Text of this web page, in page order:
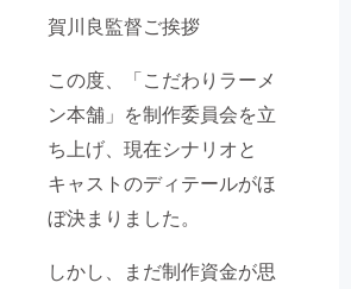
賀川良監督ご挨拶
この度、「こだわりラーメ
ン本舗」を制作委員会を立
ち上げ、現在シナリオと
キャストのディテールがほ
ぼ決まりました。
しかし、まだ制作資金が思